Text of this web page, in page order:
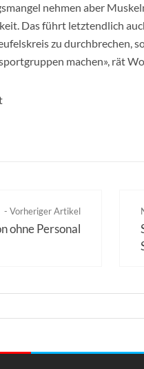
nehmen aber
Das führt letztendlich
zu durchbrechen,
machen», rät
- Vorheriger Artikel
ohne Personal